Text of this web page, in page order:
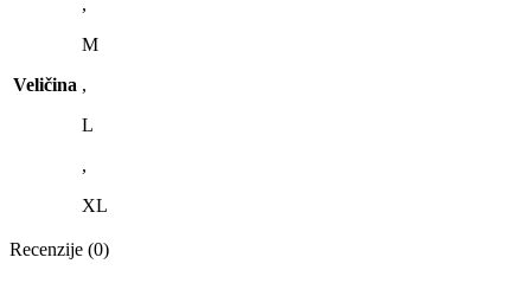
Veličina
,
M
,
L
,
XL
Recenzije (0)